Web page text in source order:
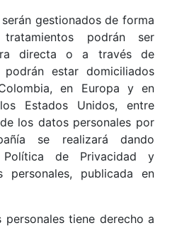
gestionados de forma
podrán ser
directa o a través de
podrán estar domiciliados
en Europa y en
Estados Unidos, entre
los datos personales por
se realizará dando
de Privacidad y
personales, publicada en
tiene derecho a